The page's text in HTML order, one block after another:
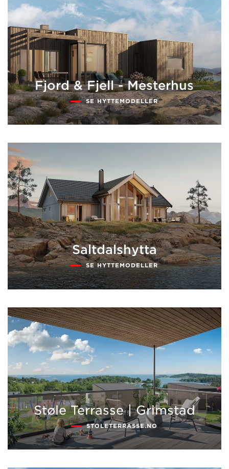
Fjord & Fjell - Mesterhus
SE HYTTEMODELLER
Saltdalshytta
SE HYTTEMODELLER
Støle Terrasse | Grimstad
STOLETERRASSE.NO